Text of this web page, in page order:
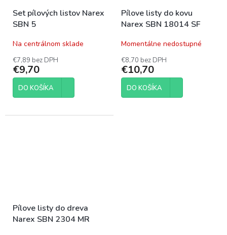
Set pílových listov Narex
SBN 5
Na centrálnom sklade
€7,89 bez DPH
€9,70
DO KOŠÍKA
Pílove listy do kovu
Narex SBN 18014 SF
Momentálne nedostupné
€8,70 bez DPH
€10,70
DO KOŠÍKA
Pílove listy do dreva
Narex SBN 2304 MR